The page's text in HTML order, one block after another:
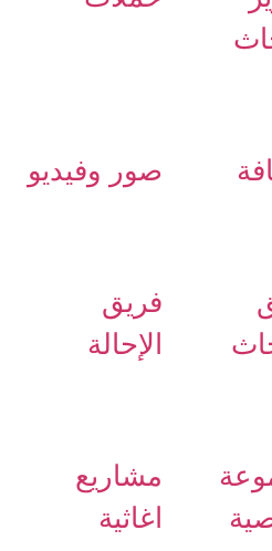
صور وفيديو
فريق
الإحالة
مشاريع
اغاثية